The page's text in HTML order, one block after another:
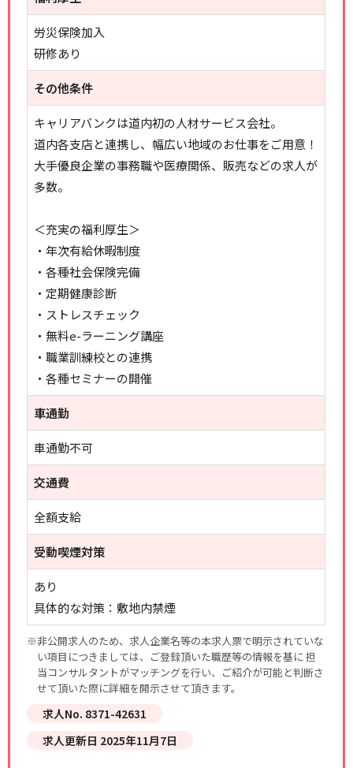
労災保険加入
研修あり
その他条件
キャリアバンクは道内初の人材サービス会社。
道内各支店と連携し、幅広い地域のお仕事をご用意！
大手優良企業の事務職や医療関係、販売などの求人が
多数。
＜充実の福利厚生＞
・年次有給休暇制度
・各種社会保険完備
・定期健康診断
・ストレスチェック
・無料e-ラーニング講座
・職業訓練校との連携
・各種セミナーの開催
車通勤
車通勤不可
交通費
全額支給
受動喫煙対策
あり
具体的な対策：敷地内禁煙
※非公開求人のため、求人企業名等の本求人票で明示されていな
い項目につきましては、ご登録頂いた職歴等の情報を基に 担
当コンサルタントがマッチングを行い、ご紹介が可能と判断さ
せて頂いた際に詳細を開示させて頂きます。
求人No. 8371-42631
求人更新日 2025年11月7日